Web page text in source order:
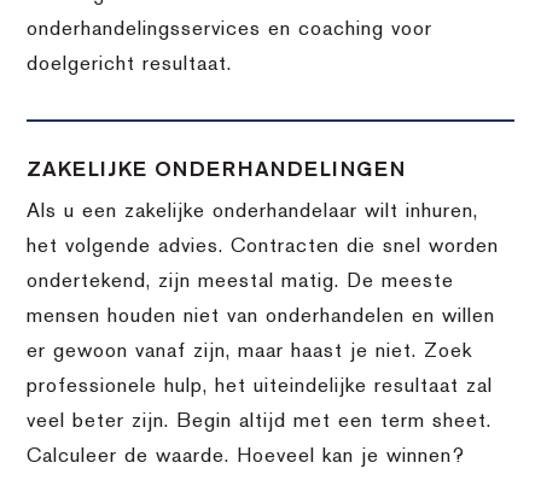
onderhandelingsservices en coaching voor
doelgericht resultaat.
ZAKELIJKE ONDERHANDELINGEN
Als u een zakelijke onderhandelaar wilt inhuren,
het volgende advies. Contracten die snel worden
ondertekend, zijn meestal matig. De meeste
mensen houden niet van onderhandelen en willen
er gewoon vanaf zijn, maar haast je niet. Zoek
professionele hulp, het uiteindelijke resultaat zal
veel beter zijn. Begin altijd met een term sheet.
Calculeer de waarde. Hoeveel kan je winnen?